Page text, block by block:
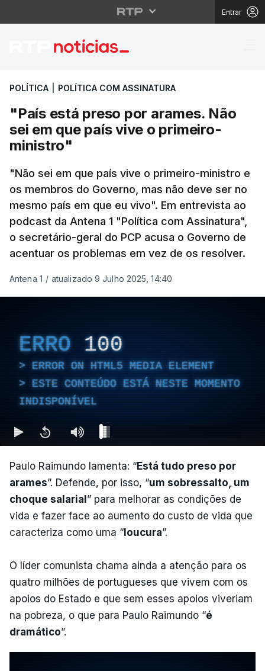
Entrar
"País está preso por
POLÍTICA POLÍTICA COM ASSINATURA
"País está preso por arames. Não
sei em que país vive o primeiro-
ministro"
"Não sei em que país vive o primeiro-ministro e
os membros do Governo, mas não deve ser no
mesmo país em que eu vivo". Em entrevista ao
podcast da Antena 1 "Política com Assinatura",
o secretário-geral do PCP acusa o Governo de
acentuar os problemas em vez de os resolver.
Antena 1 / atualizado 9 Julho 2025, 14:40
ERRO 100
ERROR ON HTML5 MEDIA ELEMENT
ESTE CONTEÚDO ESTÁ NESTE MOMENTO
INDISPONÍVEL
Paulo Raimundo lamenta: “Está tudo preso por
arames”. Defende, por isso, “um sobressalto, um
choque salarial ” para melhorar as condições de
vida e fazer face ao aumento do custo de vida que
caracteriza como uma “ loucura”.
O líder comunista chama ainda a atenção para os
quatro milhões de portugueses que vivem com os
apoios do Estado e que sem esses apoios viveriam
na pobreza, o que para Paulo Raimundo “é
dramático”.